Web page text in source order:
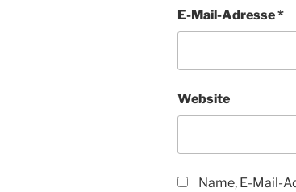
E-Mail-Adresse*
Website
Name, E-Mail-